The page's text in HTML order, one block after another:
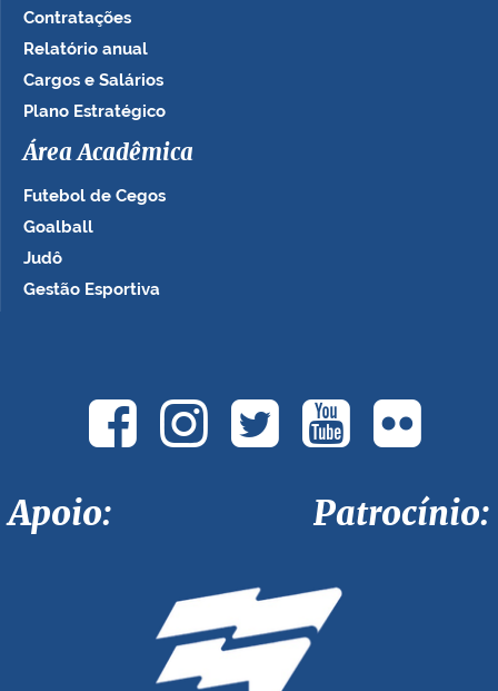
Contratações
Relatório anual
Cargos e Salários
Plano Estratégico
Área Acadêmica
Futebol de Cegos
Goalball
Judô
Gestão Esportiva
Apoio: Patrocínio: